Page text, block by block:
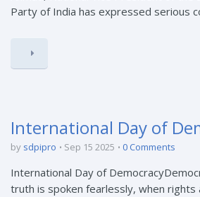
Party of India has expressed serious
International Day of
by sdpipro Sep 15 2025 0 Comments
International Day of
truth is spoken fearlessly, when rights